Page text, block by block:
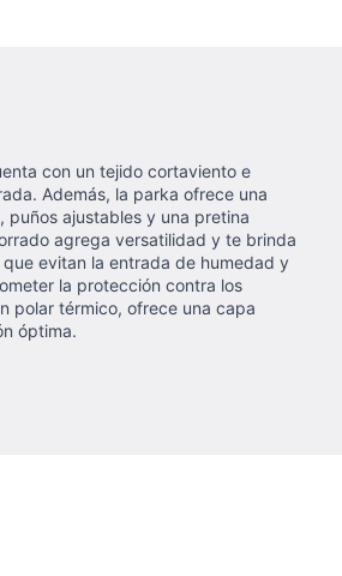
con un tejido cortaviento e
Además, la parka ofrece una
ajustables y una pretina
agrega versatilidad y te brinda
evitan la entrada de humedad y
la protección contra los
polar térmico, ofrece una capa
óptima.